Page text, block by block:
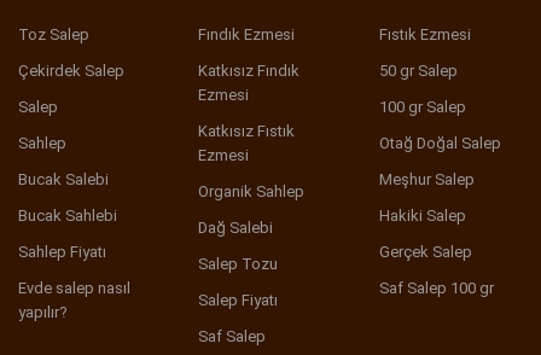
Toz Salep
Çekirdek Salep
Salep
Sahlep
Bucak Salebi
Bucak Sahlebi
Sahlep Fiyatı
Evde salep nasıl
yapılır?
Fındık Ezmesi
Katkısız Fındık
Ezmesi
Katkısız Fıstık
Ezmesi
Organik Sahlep
Dağ Salebi
Salep Tozu
Salep Fiyatı
Saf Salep
Fıstık Ezmesi
50 gr Salep
100 gr Salep
Otağ Doğal Salep
Meşhur Salep
Hakiki Salep
Gerçek Salep
Saf Salep 100 gr